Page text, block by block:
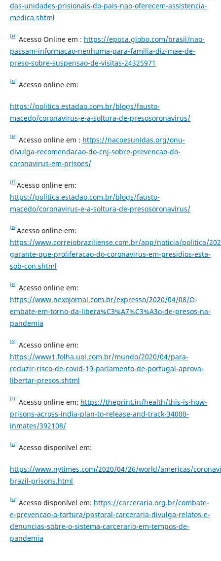
das-unidades-prisionais-do-pais-nao-oferecem-assistencia-
medica.shtml
[14] Acesso Online em : https://epoca.globo.com/brasil/nao-
passam-informacao-nenhuma-para-familia-diz-mae-de-
preso-sobre-suspensao-de-visitas-24325971
[15] Acesso online em:
https://politica.estadao.com.br/blogs/fausto-
macedo/coronavirus-e-a-soltura-de-presosoronavirus/
[16] Acesso online em : https://nacoesunidas.org/onu-
divulga-recomendacao-do-cnj-sobre-prevencao-do-
coronavirus-em-prisoes/
[17] Acesso online em:
https://politica.estadao.com.br/blogs/fausto-
macedo/coronavirus-e-a-soltura-de-presosoronavirus/
[18] Acesso online em:
https://www.correiobraziliense.com.br/app/noticia/politica/
garante-que-proliferacao-do-coronavirus-em-presidios-esta-
sob-con.shtml
[19] Acesso online em:
https://www.nexojornal.com.br/expresso/2020/04/08/O-
embate-em-torno-da-libera%C3%A7%C3%A3o-de-presos-na-
pandemia
[20] Acesso online em:
https://www1.folha.uol.com.br/mundo/2020/04/para-
reduzir-risco-de-covid-19-parlamento-de-portugal-aprova-
libertar-presos.shtml
[21] Acesso online em: https://theprint.in/health/this-is-how-
prisons-across-india-plan-to-release-and-track-34000-
inmates/392108/
[22] Acesso disponível em:
https://www.nytimes.com/2020/04/26/world/americas/
brazil-prisons.html
[23] Acesso disponível em: https://carceraria.org.br/combate-
e-prevencao-a-tortura/pastoral-carceraria-divulga-relatos-e-
denuncias-sobre-o-sistema-carcerario-em-tempos-de-
pandemia